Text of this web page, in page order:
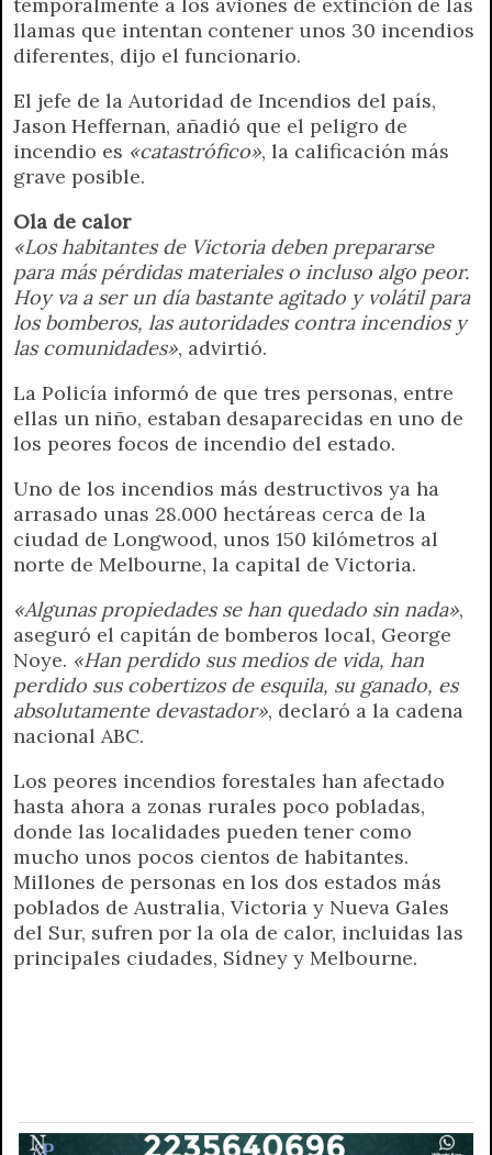
llamas que intentan contener unos 30 incendios
diferentes, dijo el funcionario.
El jefe de la Autoridad de Incendios del país,
Jason Heffernan, añadió que el peligro de
incendio es «catastrófico», la calificación más
grave posible.
Ola de calor
«Los habitantes de Victoria deben prepararse
para más pérdidas materiales o incluso algo peor.
Hoy va a ser un día bastante agitado y volátil para
los bomberos, las autoridades contra incendios y
las comunidades», advirtió.
La Policía informó de que tres personas, entre
ellas un niño, estaban desaparecidas en uno de
los peores focos de incendio del estado.
Uno de los incendios más destructivos ya ha
arrasado unas 28.000 hectáreas cerca de la
ciudad de Longwood, unos 150 kilómetros al
norte de Melbourne, la capital de Victoria.
«Algunas propiedades se han quedado sin nada»,
aseguró el capitán de bomberos local, George
Noye. «Han perdido sus medios de vida, han
perdido sus cobertizos de esquila, su ganado, es
absolutamente devastador», declaró a la cadena
nacional ABC.
Los peores incendios forestales han afectado
hasta ahora a zonas rurales poco pobladas,
donde las localidades pueden tener como
mucho unos pocos cientos de habitantes.
Millones de personas en los dos estados más
poblados de Australia, Victoria y Nueva Gales
del Sur, sufren por la ola de calor, incluidas las
principales ciudades, Sídney y Melbourne.